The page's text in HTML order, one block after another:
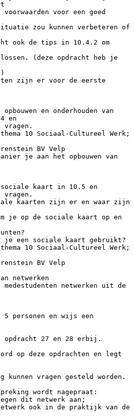
voor een goed
zou kunnen verbeteren of
ook de tips in 10.4.2 om
(deze opdracht heb je
zijn er voor de eerste
en onderhouden van
en
vragen.
10 Sociaal-Cultureel Werk;
BV Velp
je aan het opbouwen van
kaart in 10.5 en
vragen.
kaarten zijn er en waar zijn
je op de sociale kaart op en
een sociale kaart gebruikt?
10 Sociaal-Cultureel Werk;
BV Velp
netwerken
medestudenten netwerken uit de
5 personen en wijs een
opdracht 27 en 28 erbij.
op deze opdrachten en legt
kunnen vragen gesteld worden.
wordt nagepraat:
dit netwerk aan;
ook in de praktijk van de